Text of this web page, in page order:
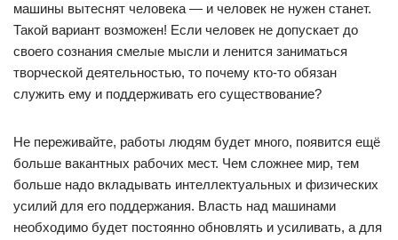
машины вытеснят человека — и человек не нужен станет.
Такой вариант возможен! Если человек не допускает до
своего сознания смелые мысли и ленится заниматься
творческой деятельностью, то почему кто-то обязан
служить ему и поддерживать его существование?
Не переживайте, работы людям будет много, появится ещё
больше вакантных рабочих мест. Чем сложнее мир, тем
больше надо вкладывать интеллектуальных и физических
усилий для его поддержания. Власть над машинами
необходимо будет постоянно обновлять и усиливать, а для